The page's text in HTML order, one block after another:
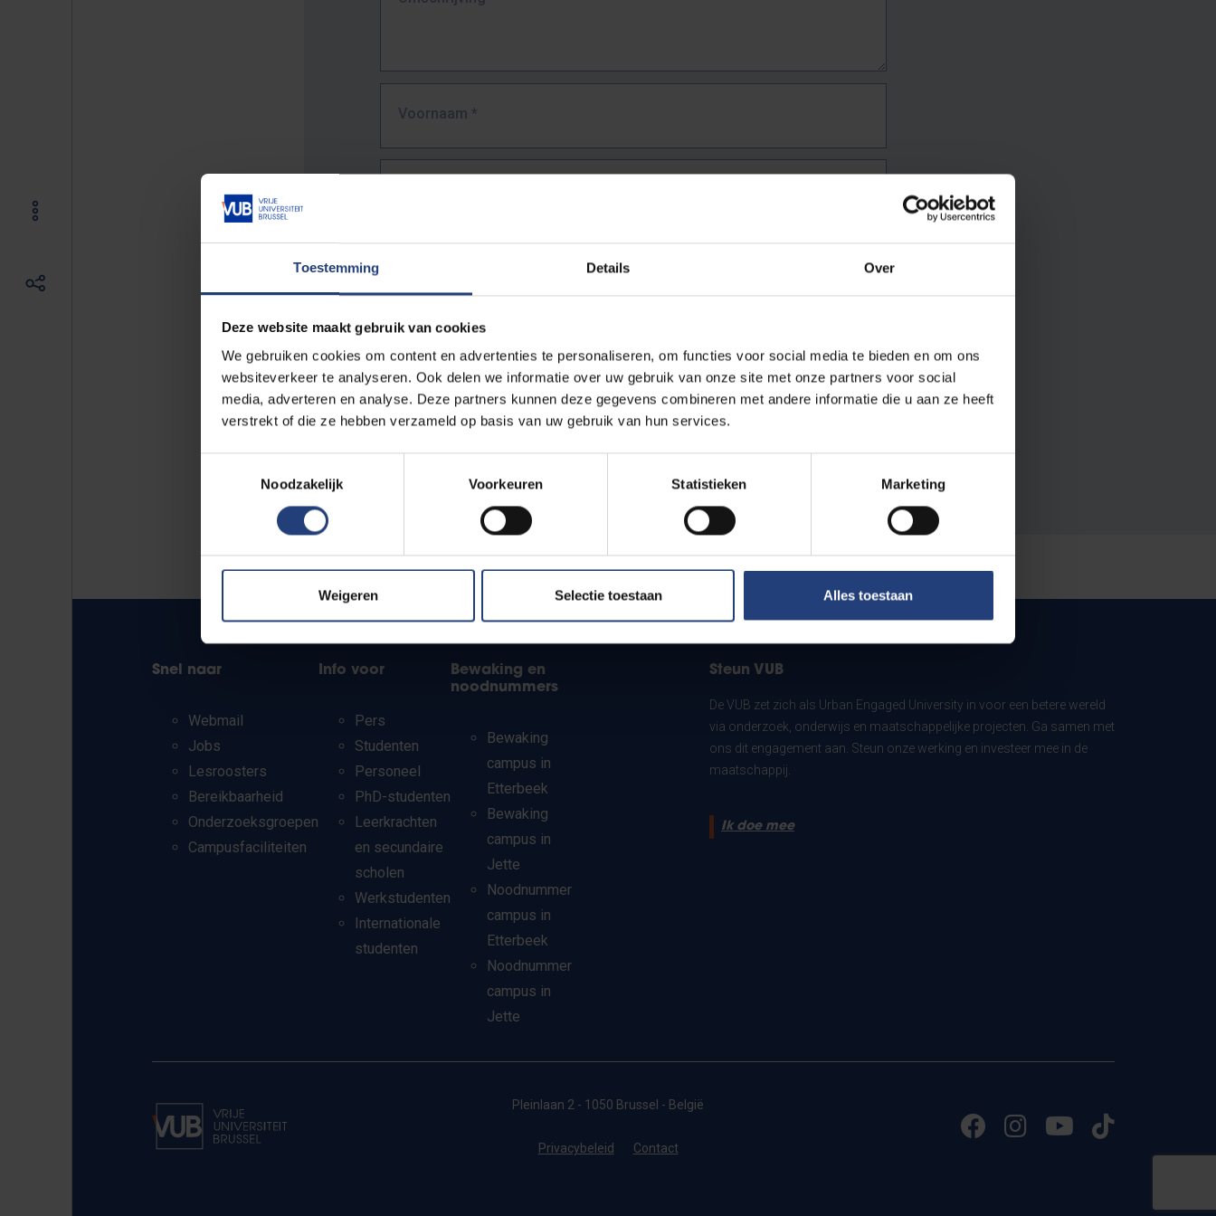
Toestemming Details Over
Deze website maakt gebruik van cookies
We gebruiken cookies om content en advertenties te personaliseren, om functies voor social media te bieden en om ons
websiteverkeer te analyseren. Ook delen we informatie over uw gebruik van onze site met onze partners voor social
media, adverteren en analyse. Deze partners kunnen deze gegevens combineren met andere informatie die u aan ze heeft
verstrekt of die ze hebben verzameld op basis van uw gebruik van hun services.
Noodzakelijk
Voorkeuren Statistieken Marketing
Weigeren Selectie toestaan Alles toestaan
Voornaam *
URL*
De volledige URL van de pagina waar je de fout zag.
Bv. https://www.vub.be/nl/studeren-aan-de-vub/alle-opleidingen
Snel naar
Webmail
Jobs
Lesroosters
Bereikbaarheid
Onderzoeksgroepen
Campusfaciliteiten
Info voor
Pers
Studenten
Personeel
PhD-studenten
Leerkrachten
en secundaire
scholen
Werkstudenten
Internationale
studenten
Bewaking en
noodnummers
Bewaking
campus in
Etterbeek
Bewaking
campus in
Jette
Noodnummer
campus in
Etterbeek
Noodnummer
campus in
Jette
Steun VUB
De VUB zet zich als Urban Engaged University in voor een betere wereld
via onderzoek, onderwijs en maatschappelijke projecten. Ga samen met
ons dit engagement aan. Steun onze werking en investeer mee in de
maatschappij.
Ik doe mee
Pleinlaan 2 - 1050 Brussel - België
Privacybeleid Contact